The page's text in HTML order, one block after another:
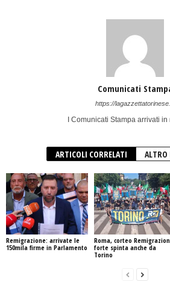
Comunicati
https://
I Comunicati Stampa arrivati
ARTICOLI CORRELATI ALTRO
Remigrazione: arrivate le
150mila firme in Parlamento
Roma, corteo
forte spinta anche da
Torino